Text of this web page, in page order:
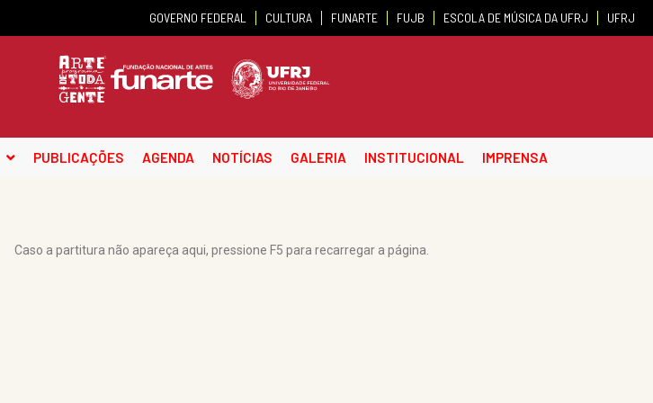
GOVERNO FEDERAL CULTURA FUNARTE FUJB ESCOLA DE MÚSICA DA UFRJ UFRJ
PUBLICAÇÕES AGENDA NOTÍCIAS GALERIA INSTITUCIONAL IMPRENSA
Caso a partitura não apareça aqui, pressione F5 para recarregar a página.